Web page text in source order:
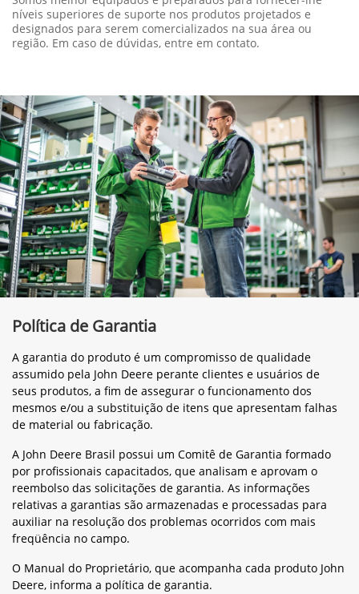
níveis superiores de suporte nos produtos projetados e
designados para serem comercializados na sua área ou
região. Em caso de dúvidas, entre em contato.
Política de Garantia
A garantia do produto é um compromisso de qualidade
assumido pela John Deere perante clientes e usuários de
seus produtos, a fim de assegurar o funcionamento dos
mesmos e/ou a substituição de itens que apresentam falhas
de material ou fabricação.
A John Deere Brasil possui um Comitê de Garantia formado
por profissionais capacitados, que analisam e aprovam o
reembolso das solicitações de garantia. As informações
relativas a garantias são armazenadas e processadas para
auxiliar na resolução dos problemas ocorridos com mais
freqüência no campo.
O Manual do Proprietário, que acompanha cada produto John
Deere, informa a política de garantia.